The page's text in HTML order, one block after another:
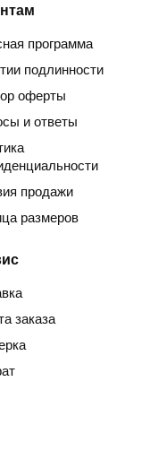
программа
подлинности
оферты
и ответы
продажи
размеров
заказа